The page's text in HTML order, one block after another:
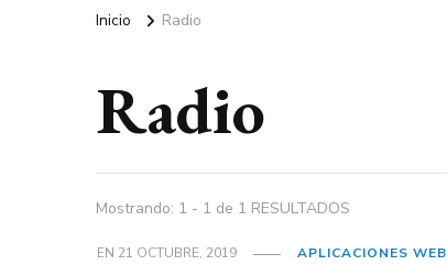
Inicio Radio
Radio
Mostrando: 1 - 1 de 1 RESULTADOS
EN 21 OCTUBRE, 2019 APLICACIONES WEB